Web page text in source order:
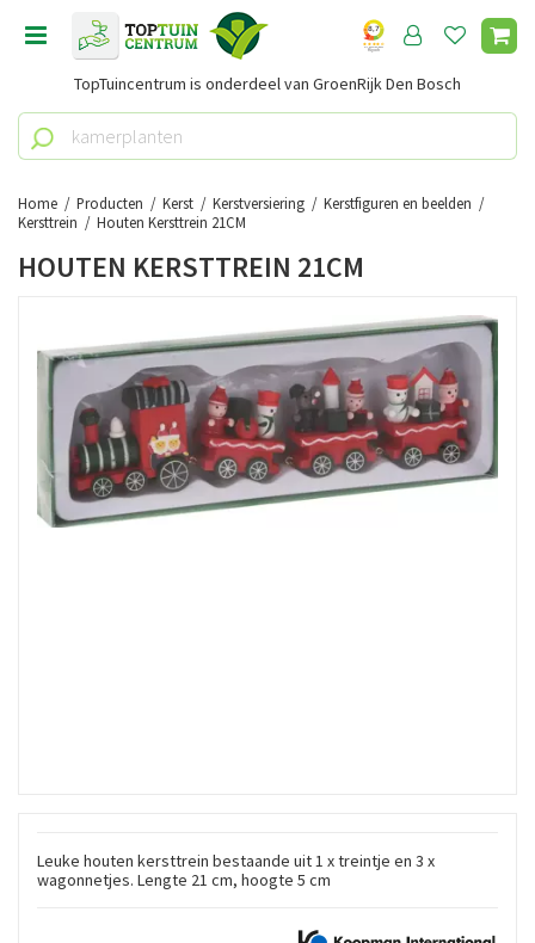
Home Producten Kerst Kerstversiering
Kerstfiguren en beelden
Kersttrein
Houten Kersttrein 21CM
TopTuincentrum is onderdeel van GroenRijk Den Bosch
HOUTEN KERSTTREIN 21CM
Leuke houten kersttrein bestaande uit 1 x treintje en 3 x
wagonnetjes. Lengte 21 cm, hoogte 5 cm